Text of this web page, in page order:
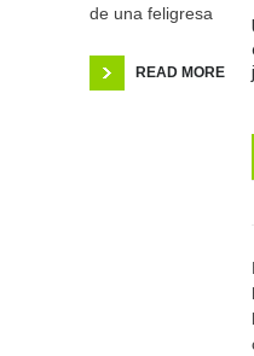
de una feligresa
READ MORE